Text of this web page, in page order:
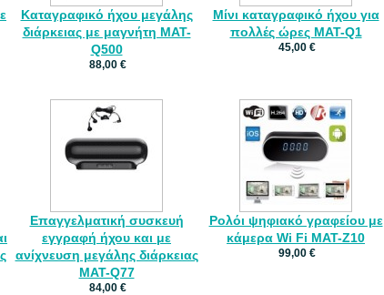
Καταγραφικό ήχου μεγάλης
διάρκειας με μαγνήτη MAT-
Q500
88,00 €
Μίνι καταγραφικό ήχου για
πολλές ώρες MAT-Q1
45,00 €
Επαγγελματική συσκευή
εγγραφή ήχου και με
ανίχνευση μεγάλης διάρκειας
MAT-Q77
84,00 €
Ρολόι ψηφιακό γραφείου με
κάμερα Wi Fi MAT-Z10
99,00 €